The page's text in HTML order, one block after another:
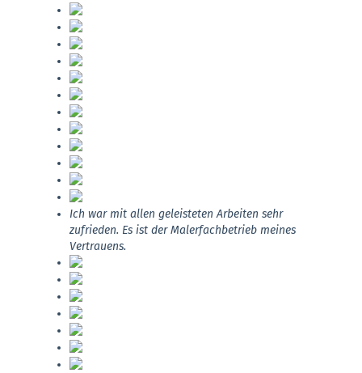
Ich war mit allen geleisteten Arbeiten sehr
zufrieden. Es ist der Malerfachbetrieb meines
Vertrauens.